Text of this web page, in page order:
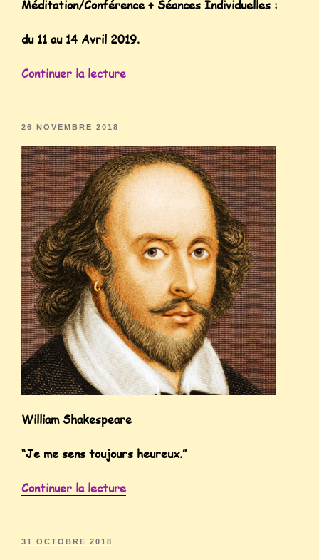
Méditation/Conférence + Séances Individuelles :
du 11 au 14 Avril 2019.
Continuer la lecture
26 NOVEMBRE 2018
William Shakespeare
“Je me sens toujours heureux.”
Continuer la lecture
31 OCTOBRE 2018